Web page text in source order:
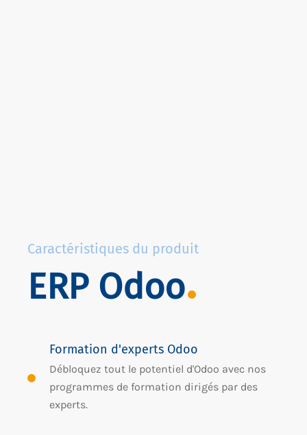
Caractéristiques du produit
ERP Odoo
Formation d'experts Odoo
Débloquez tout le potentiel d'Odoo avec nos
programmes de formation dirigés par des
experts.